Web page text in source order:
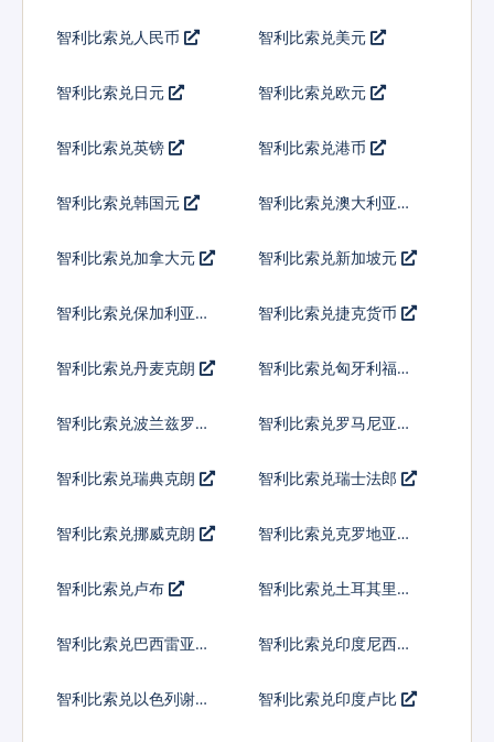
智利比索兑人民币 智利比索兑美元
智利比索兑日元 智利比索兑欧元
智利比索兑英镑 智利比索兑港币
智利比索兑韩国元 智利比索兑澳大利亚元
智利比索兑加拿大元 智利比索兑新加坡元
智利比索兑保加利亚列
智利比索兑捷克货币
智利比索兑丹麦克朗 智利比索兑匈牙利福林
智利比索兑波兰兹罗提
智利比索兑罗马尼亚新
智利比索兑瑞典克朗 智利比索兑瑞士法郎
智利比索兑挪威克朗
智利比索兑克罗地亚库
智利比索兑卢布 智利比索兑土耳其里拉
智利比索兑巴西雷亚尔
智利比索兑印度尼西亚
智利比索兑以色列谢克
智利比索兑印度卢比